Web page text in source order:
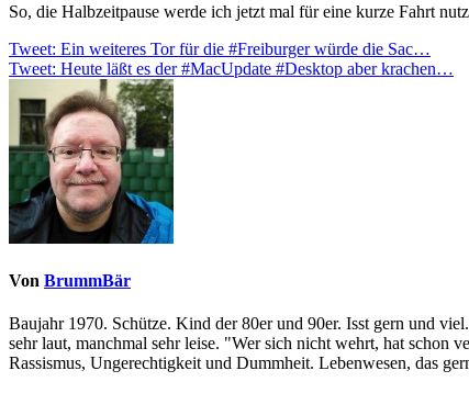
So, die Halbzeitpause werde ich jetzt mal für eine kurze Fahrt
Beitragsnavigation
Tweet: Ein weiteres Tor für die #Freiburger würde die Sac…
Tweet: Heute läßt es der #MacUpdate #Desktop aber krachen…
Von BrummBär
Baujahr 1970. Schütze. Kind der 80er und 90er. Isst gern und
sehr laut, manchmal sehr leise. "Wer sich nicht wehrt, hat schon
Rassismus, Ungerechtigkeit und Dummheit. Lebenwesen, das